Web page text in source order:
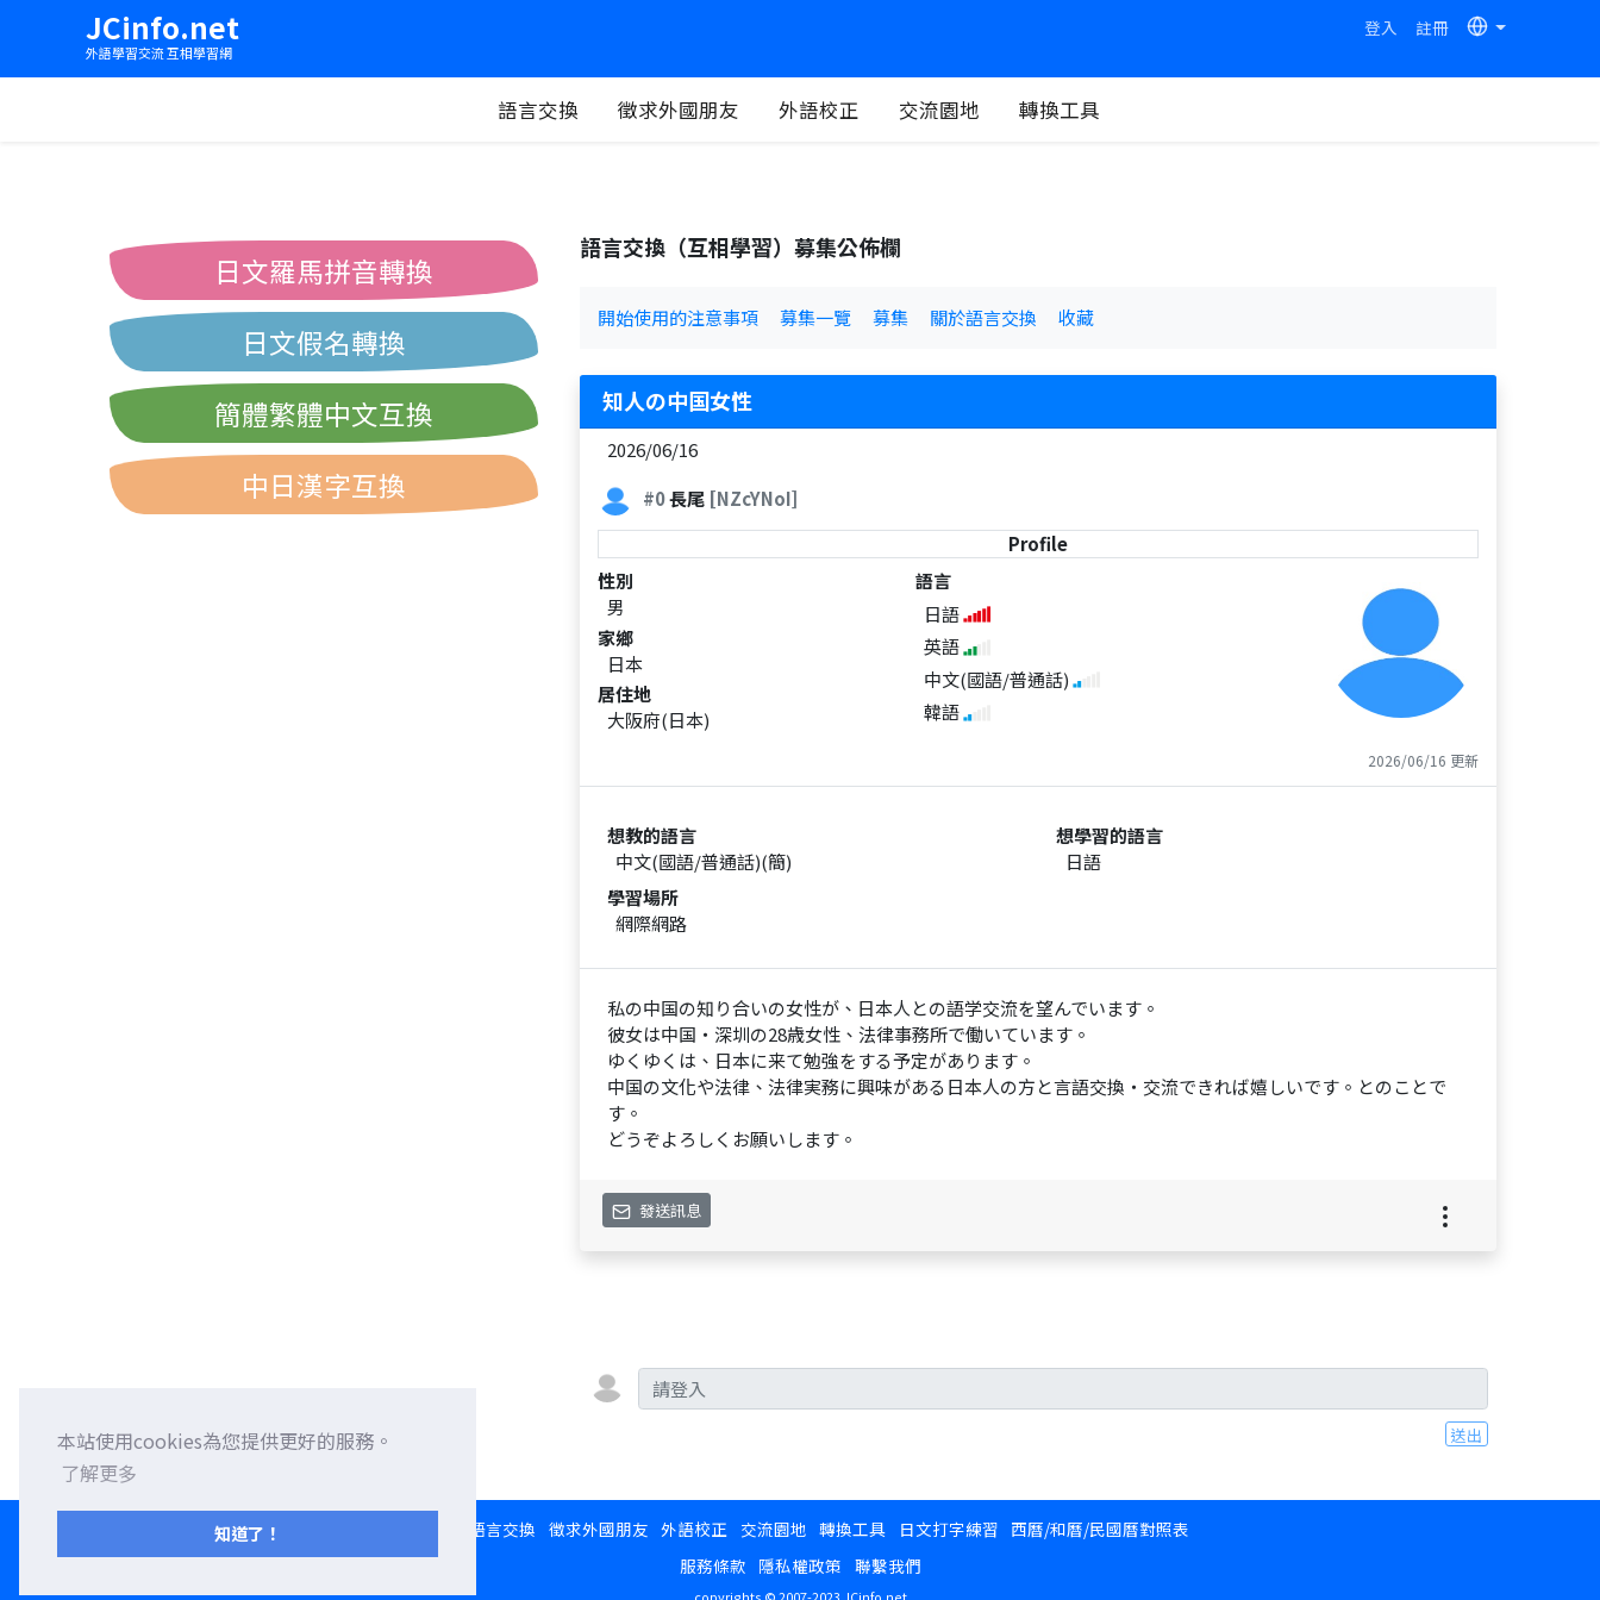
本站使用cookies為您提供更好的服務。
了解更多
知道了！
JCinfo.net
外語學習交流 互相學習網
登入 註冊
語言交換 徵求外國朋友 外語校正 交流園地 轉換工具
語言交換（互相學習）募集公佈欄
開始使用的注意事項 募集一覽 募集 關於語言交換 收藏
知人の中国女性
2026/06/16
#0長尾 [NZcYNoI]
Profile
性別
男
家鄉
日本
居住地
大阪府(日本)
語言
日語
英語
中文(國語/普通話)
韓語
2026/06/16 更新
想教的語言
中文(國語/普通話)(簡)
想學習的語言
日語
學習場所
網際網路
私の中国の知り合いの女性が、日本人との語学交流を望んでいます。
彼女は中国・深圳の28歳女性、法律事務所で働いています。
ゆくゆくは、日本に来て勉強をする予定があります。
中国の文化や法律、法律実務に興味がある日本人の方と言語交換・交流できれば嬉しいです。とのことで
す。
どうぞよろしくお願いします。
發送訊息
送出
日文羅馬拼音轉換
日文假名轉換
簡體繁體中文互換
中日漢字互換
語言交換 徵求外國朋友 外語校正 交流園地 轉換工具 日文打字練習 西曆/和曆/民國曆對照表
服務條款 隱私權政策 聯繫我們
copyrights © 2007-2023 JCinfo.net